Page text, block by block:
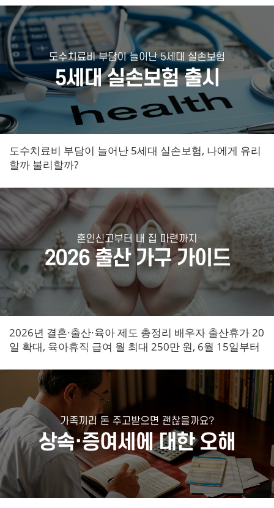
도수치료비 부담이 늘어난 5세대 실손보험, 나에게 유리
할까 불리할까?
2026년 결혼·출산·육아 제도 총정리 배우자 출산휴가 20
일 확대, 육아휴직 급여 월 최대 250만 원, 6월 15일부터